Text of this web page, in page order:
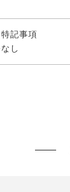
記事項
し